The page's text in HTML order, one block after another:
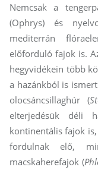
Nemcsak a
(Ophrys) és
mediterrán
előforduló fajok is.
hegyvidékein több
a hazánkból is
olocsáncsillaghúr (
elterjedésük déli
kontinentális fajok
fordulnak elő,
macskaherefajok (